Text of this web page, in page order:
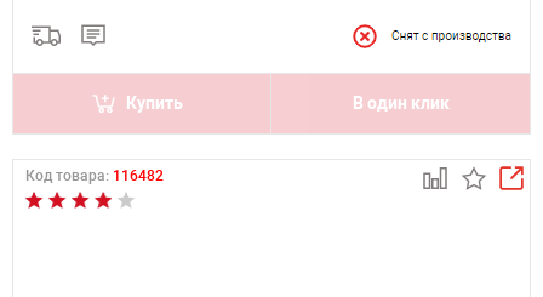
Купить В один клик
Код товара: 116482